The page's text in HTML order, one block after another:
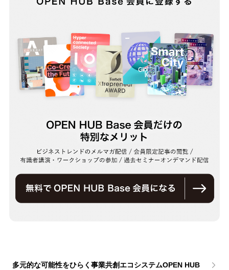
多元的な可能性をひらく事業共創エコシステムOPEN HUB